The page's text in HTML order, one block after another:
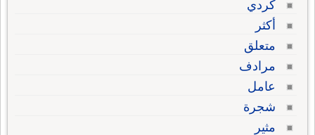
كردي
أكثر
متعلق
مرادف
عامل
شجرة
مثير